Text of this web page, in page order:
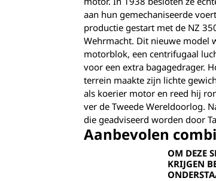
aan hun gemechaniseerde
productie gestart met de NZ
Wehrmacht. Dit nieuwe model
motorblok, een centrifugaal
voor een ​​extra bagagedrager.
terrein maakte zijn lichte
als koerier motor en reed hij
ver de Tweede Wereldoorlog.
die geadviseerd worden door
Aanbevolen
OM DEZE
KRIJGEN